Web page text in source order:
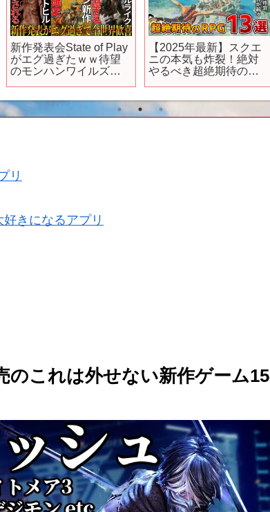
新作発表会State of Play
がエグ過ぎたｗｗ待望
のモンハンワイルズや
ゲーム大量で今年も来
年も今後もスゲェ年に
【2025年最新】スクエ
ニの本気も炸裂！絶対
やるべき超絶期待の
年、約束された神ゲ
ー、新作情報、おすす
リ
きになるアプリ
のこれは外せない新作ゲーム15